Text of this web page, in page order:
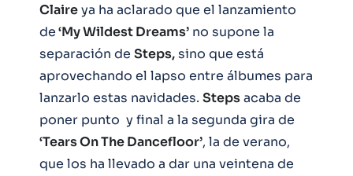
Claireya ha aclarado que el lanzamiento
de‘My Wildest Dreams’ no supone la
separación de Steps,sino que está
aprovechando el lapso entre álbumes para
lanzarlo estas navidades. Stepsacaba de
poner punto y final a la segunda gira de
‘Tears On The Dancefloor’, la de verano,
que los ha llevado a dar una veintena de